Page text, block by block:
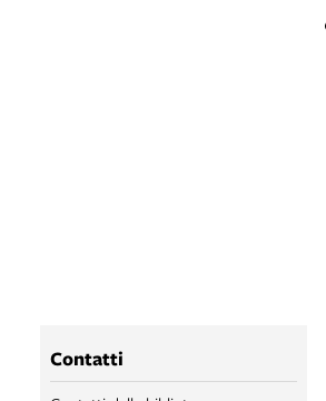
Contatti